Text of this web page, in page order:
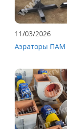
11/03/2026
Аэраторы ПАМ